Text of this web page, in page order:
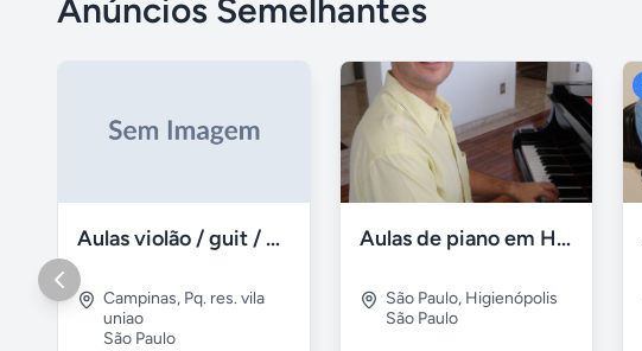
Anúncios Semelhantes
Aulas violão / guit / particular
Campinas, Pq. res. vila
uniao
São Paulo
Aulas de piano em Higienópolis
São Paulo, Higienópolis
São Paulo